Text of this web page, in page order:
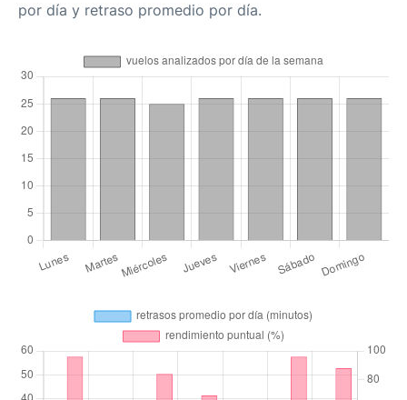
por día y retraso promedio por día.